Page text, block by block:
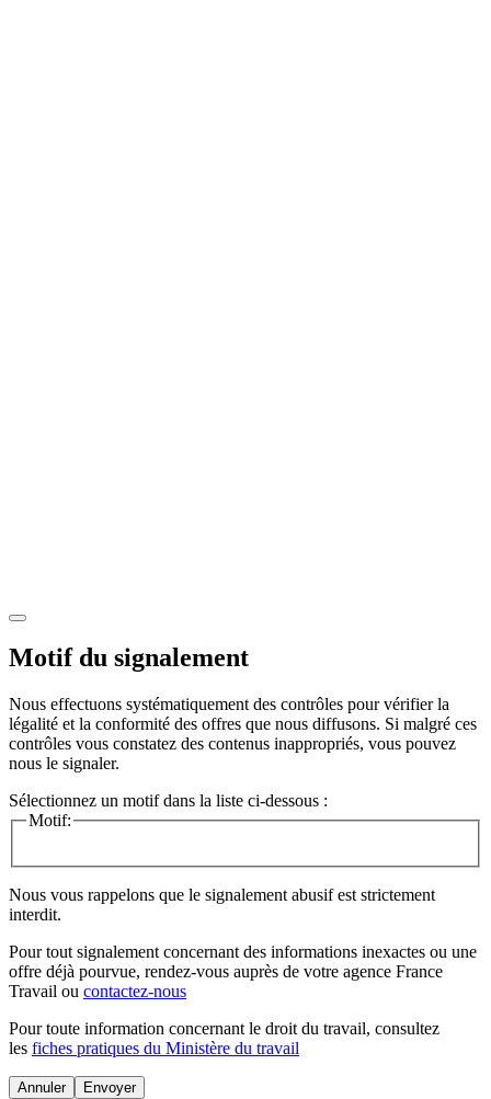
Motif du signalement
Nous effectuons systématiquement des contrôles pour vérifier la
légalité et la conformité des offres que nous diffusons. Si malgré ces
contrôles vous constatez des contenus inappropriés, vous pouvez
nous le signaler.
Sélectionnez un motif dans la liste ci-dessous :
Motif:
Nous vous rappelons que le signalement abusif est strictement
interdit.
Pour tout signalement concernant des informations inexactes ou une
offre déjà pourvue, rendez-vous auprès de votre agence France
Travail ou contactez-nous
Pour toute information concernant le droit du travail, consultez
les fiches pratiques du Ministère du travail
Annuler